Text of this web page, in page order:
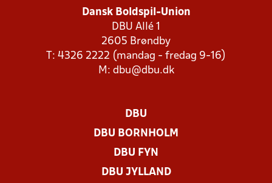
Dansk Boldspil-Union
DBU Allé 1
2605 Brøndby
T: 4326 2222 (mandag - fredag 9-16)
M: dbu@dbu.dk
DBU
DBU BORNHOLM
DBU FYN
DBU JYLLAND